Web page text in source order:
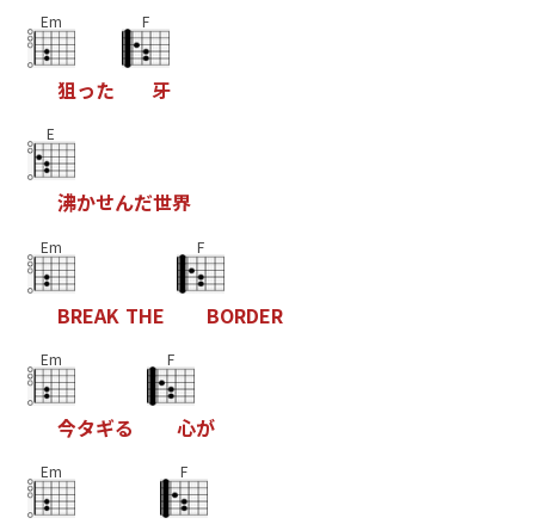
Em
狙った
F
牙
E
沸かせんだ世界
Em
BREAK THE
F
BORDER
Em
今タギる
F
心が
Em F